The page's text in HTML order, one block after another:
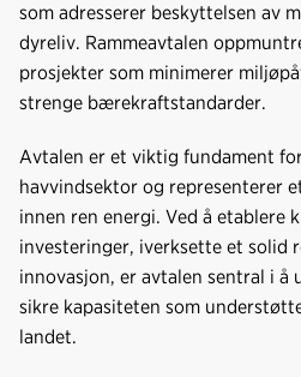
som adresserer beskyttelsen av
dyreliv. Rammeavtalen
prosjekter som minimerer
strenge bærekraftstandarder.
Avtalen er et viktig fundament
havvindsektor og representerer
innen ren energi. Ved å etablere
investeringer, iverksette et solid
innovasjon, er avtalen sentral i å
sikre kapasiteten som
landet.